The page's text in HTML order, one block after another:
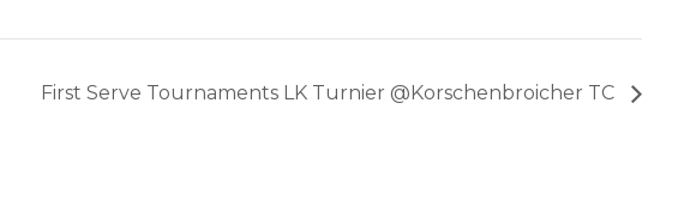
First Serve Tournaments LK Turnier @Korschenbroicher TC